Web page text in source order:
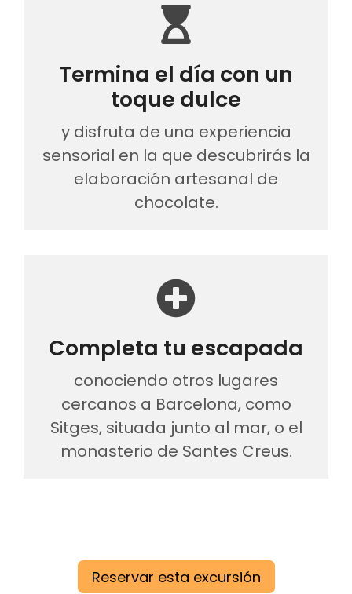
Termina el día con un
toque dulce
y disfruta de una experiencia
sensorial en la que descubrirás la
elaboración artesanal de
chocolate.
Completa tu escapada
conociendo otros lugares
cercanos a Barcelona, como
Sitges, situada junto al mar, o el
monasterio de Santes Creus.
Reservar esta excursión